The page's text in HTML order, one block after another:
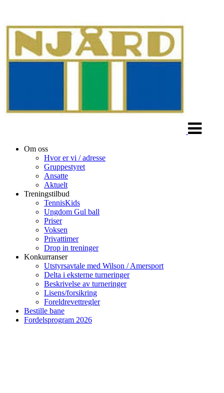
Om oss
Hvor er vi / adresse
Gruppestyret
Ansatte
Aktuelt
Treningstilbud
TennisKids
Ungdom Gul ball
Priser
Voksen
Privattimer
Drop in treninger
Konkurranser
Utstyrsavtale med Wilson / Amersport
Delta i eksterne turneringer
Beskrivelse av turneringer
Lisens/forsikring
Foreldrevettregler
Bestille bane
Fordelsprogram 2026